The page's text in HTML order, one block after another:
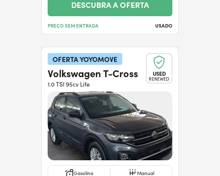
DESCUBRA A OFERTA
PREÇO SEM ENTRADA USADO
OFERTA YOYOMOVE
USED
RENEWED
Volkswagen T-Cross
1.0 TSI 95cv Life
Gasolina Manual